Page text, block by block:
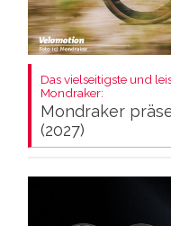
Das vielseitigste und
Mondraker:
Mondraker
(2027)